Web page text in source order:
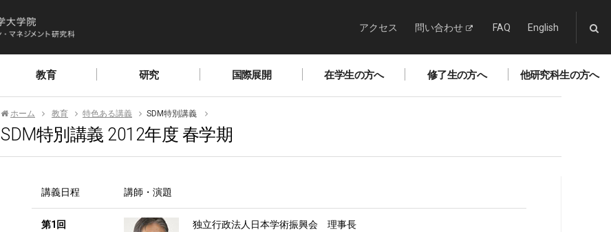
アクセス 問い合わせ FAQ English
教育 研究 国際展開 在学生の方へ 修了生の方へ 他研究科生の方へ
ホーム 教育 特色ある講義 SDM特別講義
SDM特別講義 2012年度 春学期
講義日程 講師・演題
第1回
独立行政法人日本学術振興会 理事長